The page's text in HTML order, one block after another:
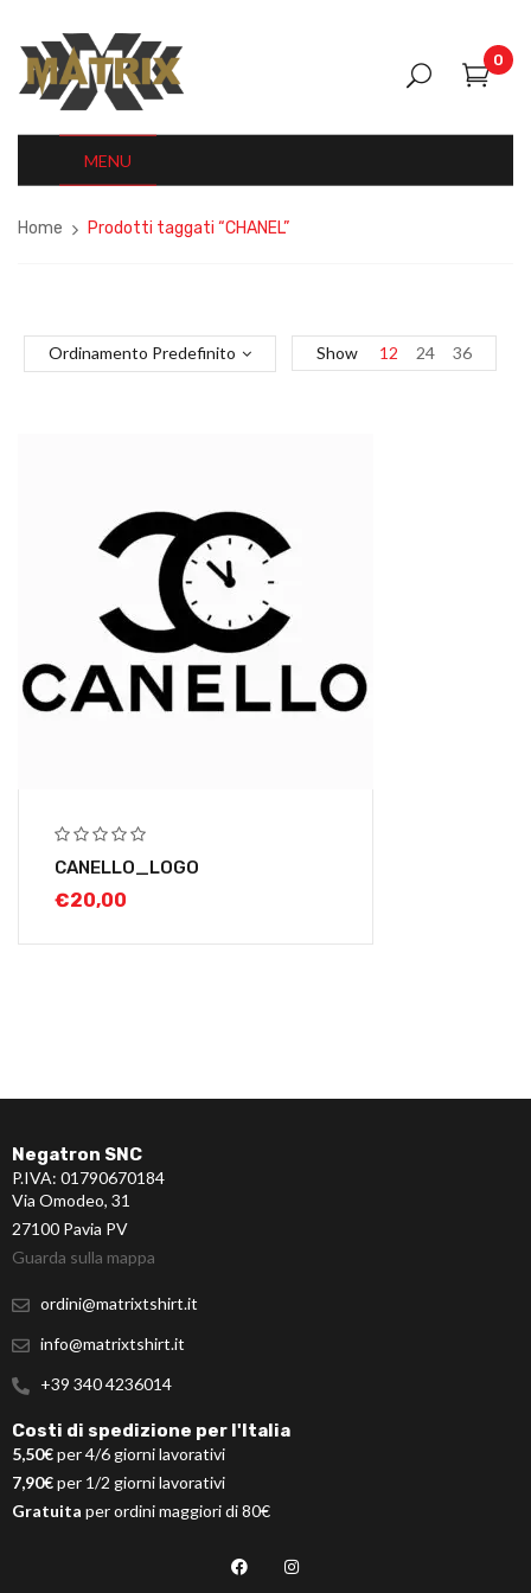
0
MENU
Home Prodotti taggati “CHANEL”
Ordinamento Predefinito Show 12 24 36
CANELLO_LOGO
€20,00
Negatron SNC
P.IVA: 01790670184
Via Omodeo, 31
27100 Pavia PV
Guarda sulla mappa
ordini@matrixtshirt.it
info@matrixtshirt.it
+39 340 4236014
Costi di spedizione per l'Italia
5,50€per 4/6 giorni lavorativi
7,90€per 1/2 giorni lavorativi
Gratuita per ordini maggiori di 80€